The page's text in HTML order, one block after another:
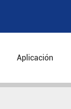
Aplicación